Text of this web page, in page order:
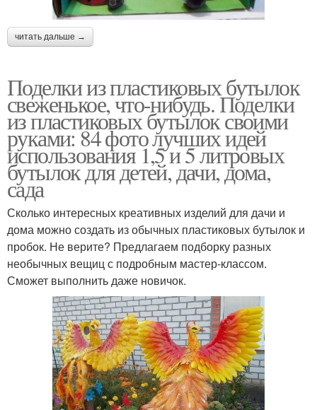
читать дальше →
Поделки из пластиковых бутылок
свеженькое, что-нибудь. Поделки
из пластиковых бутылок своими
руками: 84 фото лучших идей
использования 1,5 и 5 литровых
бутылок для детей, дачи, дома,
сада
Сколько интересных креативных изделий для дачи и
дома можно создать из обычных пластиковых бутылок и
пробок. Не верите? Предлагаем подборку разных
необычных вещиц с подробным мастер-классом.
Сможет выполнить даже новичок.